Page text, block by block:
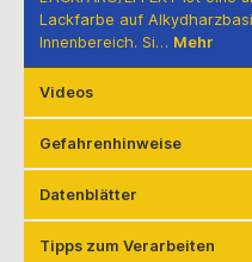
Lackfarbe auf
Innenbereich. Si… Mehr
Videos
Gefahrenhinweise
Datenblätter
Tipps zum Verarbeiten